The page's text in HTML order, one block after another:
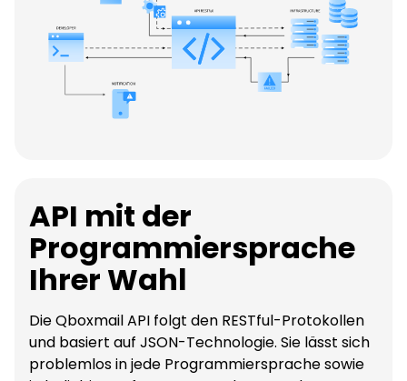
API mit der
Programmiersprache
Ihrer Wahl
Die Qboxmail API folgt den RESTful-Protokollen
und basiert auf JSON-Technologie. Sie lässt sich
problemlos in jede Programmiersprache sowie